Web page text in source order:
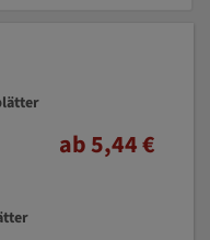
ab 5,44 €